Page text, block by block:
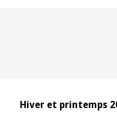
Hiver et printemps